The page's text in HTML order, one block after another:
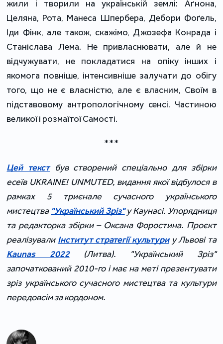
жили і творили на українській землі: Аґнона,
Целяна, Рота, Манеса Шпербера, Дебори Фоґель,
Іди Фінк, але також, скажімо, Джозефа Конрада і
Станіслава Лема. Не привласнювати, але й не
відчужувати, не покладатися на опіку інших і
якомога повніше, інтенсивніше залучати до обігу
того, що не є власністю, але є власним, Своїм в
підставовому антропологічному сенсі. Частиною
великої і розмаїтої Самості.
***
Цей текстбув створений спеціально для збірки
есеїв UKRAINE! UNMUTED, видання якої відбулося в
рамках 5 триєнале сучасного українського
мистецтва "Український Зріз"у Каунасі. Упорядниця
та редакторка збірки – Оксана Форостина. Проєкт
реалізували Інститут стратегії культуриу Львові та
Kaunas 2022(Литва). "Український Зріз"
започаткований 2010-го і має на меті презентувати
зріз українського сучасного мистецтва та культури
передовсім за кордоном.